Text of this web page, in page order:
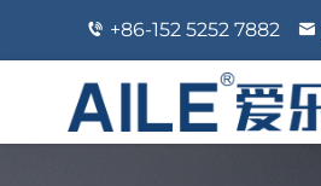
+86-152 5252 7882